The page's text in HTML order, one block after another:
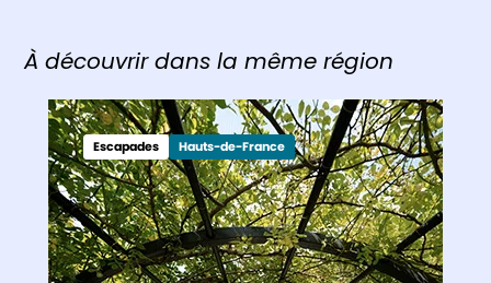
À découvrir dans la même région
Escapades Hauts-de-France